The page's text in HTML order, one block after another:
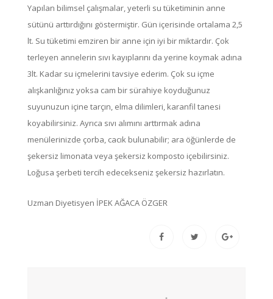
Yapılan bilimsel çalışmalar, yeterli su tüketiminin anne
sütünü arttırdığını göstermiştir. Gün içerisinde ortalama 2,5
lt. Su tüketimi emziren bir anne için iyi bir miktardır. Çok
terleyen annelerin sıvı kayıplarını da yerine koymak adına
3lt. Kadar su içmelerini tavsiye ederim. Çok su içme
alışkanlığınız yoksa cam bir sürahiye koyduğunuz
suyunuzun içine tarçın, elma dilimleri, karanfil tanesi
koyabilirsiniz. Ayrıca sıvı alımını arttırmak adına
menülerinizde çorba, cacık bulunabilir; ara öğünlerde de
şekersiz limonata veya şekersiz komposto içebilirsiniz.
Loğusa şerbeti tercih edecekseniz şekersiz hazırlatın.
Uzman Diyetisyen İPEK AĞACA ÖZGER